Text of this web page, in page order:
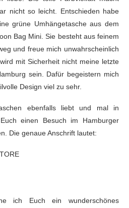
nicht so leicht. Entschieden habe
grüne Umhängetasche aus dem
Bag Mini. Sie besteht aus feinem
und freue mich unwahrscheinlich
mit Sicherheit nicht meine letzte
sein. Dafür begeistern mich
Design viel zu sehr.
ebenfalls liebt und mal in
einen Besuch im Hamburger
Die genaue Anschrift lautet:
ich Euch ein wunderschönes